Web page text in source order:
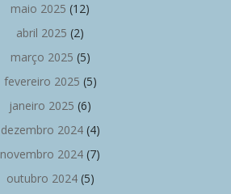
maio 2025 (12)
abril 2025 (2)
março 2025 (5)
fevereiro 2025 (5)
janeiro 2025 (6)
dezembro 2024(4)
novembro 2024 (7)
outubro 2024(5)